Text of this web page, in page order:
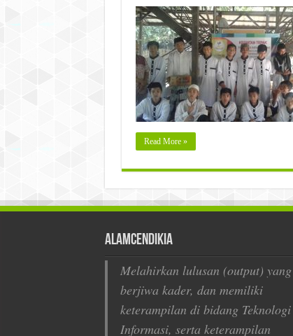
Read More »
AlamCendikia
Melahirkan lulusan (output) yang
berjiwa kader, dan memiliki
keterampilan di bidang Teknologi
Informasi, serta keterampilan